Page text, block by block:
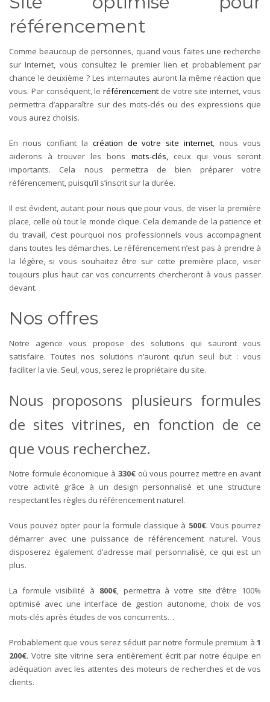
référencement
Comme beaucoup de personnes, quand vous faites une recherche
sur Internet, vous consultez le premier lien et probablement par
chance le deuxième ? Les internautes auront la même réaction que
vous. Par conséquent, leréférencement de votre site internet, vous
permettra d’apparaître sur des mots-clés ou des expressions que
vous aurez choisis.
En nous confiant la création de votre site internet, nous vous
aiderons à trouver les bons mots-clés,ceux qui vous seront
importants. Cela nous permettra de bien préparer votre
référencement, puisqu’il s’inscrit sur la durée.
Il est évident, autant pour nous que pour vous, de viser la première
place, celle où tout le monde clique. Cela demande de la patience et
du travail, c’est pourquoi nos professionnels vous accompagnent
dans toutes les démarches. Le référencement n’est pas à prendre à
la légère, si vous souhaitez être sur cette première place, viser
toujours plus haut car vos concurrents chercheront à vous passer
devant.
Nos offres
Notre agence vous propose des solutions qui sauront vous
satisfaire. Toutes nos solutions n’auront qu’un seul but : vous
faciliter la vie. Seul, vous, serez le propriétaire du site.
Nous proposons plusieurs formules
de sites vitrines, en fonction de ce
que vous recherchez.
Notre formule économique à 330€où vous pourrez mettre en avant
votre activité grâce à un design personnalisé et une structure
respectant les règles du référencement naturel.
Vous pouvez opter pour la formule classique à 500€. Vous pourrez
démarrer avec une puissance de référencement naturel. Vous
disposerez également d’adresse mail personnalisé, ce qui est un
plus.
La formule visibilité à 800€, permettra à votre site d’être 100%
optimisé avec une interface de gestion autonome, choix de vos
mots-clés après études de vos concurrents…
Probablement que vous serez séduit par notre formule premium à 1
200€. Votre site vitrine sera entièrement écrit par notre équipe en
adéquation avec les attentes des moteurs de recherches et de vos
clients.